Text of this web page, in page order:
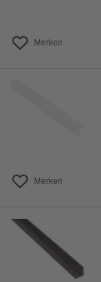
Merken
Merken